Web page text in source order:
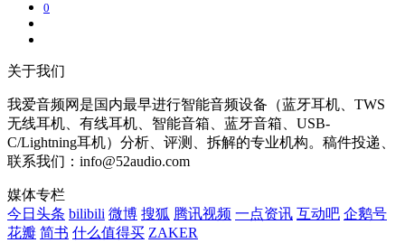
0
关于我们
我爱音频网是国内最早进行智能音频设备（蓝牙耳机、TWS
无线耳机、有线耳机、智能音箱、蓝牙音箱、USB-
C/Lightning耳机）分析、评测、拆解的专业机构。稿件投递、
联系我们：info@52audio.com
媒体专栏
今日头条 bilibili 微博 搜狐 腾讯视频 一点资讯 互动吧 企鹅号
花瓣 简书 什么值得买 ZAKER